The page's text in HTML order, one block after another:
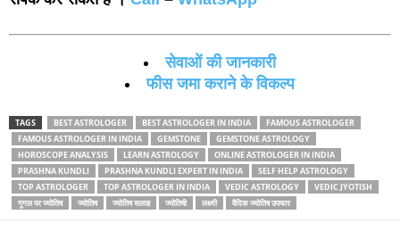
सेवाओं की जानकारी
फीस जमा कराने के विकल्‍प
TAGS BEST ASTROLOGER BEST ASTROLOGER IN INDIA
FAMOUS ASTROLOGER
FAMOUS ASTROLOGER IN INDIA
GEMSTONE
GEMSTONE ASTROLOGY
HOROSCOPE ANALYSIS
LEARN ASTROLOGY
ONLINE ASTROLOGER IN INDIA
PRASHNA KUNDLI
PRASHNA KUNDLI EXPERT IN INDIA
SELF HELP ASTROLOGY
TOP ASTROLOGER
TOP ASTROLOGER IN INDIA VEDIC ASTROLOGY
VEDIC JYOTISH
गूगल पर ज्‍योतिष
ज्‍योतिष ज्‍योतिष सलाह ज्‍योतिषी लक्ष्‍मी वैदिक ज्‍योतिष उपचार